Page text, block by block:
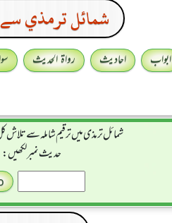
شمائل ترمذي
ابواب احادیث رواۃ الحدیث
شمائل ترمذی میں ترقیم شاملہ سے تلاش
حدیث نمبر لکھیں: